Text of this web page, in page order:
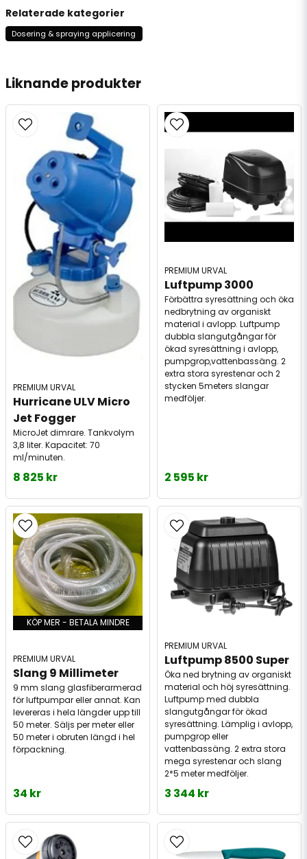
Liknande produkter
PREMIUM URVAL
Hurricane ULV Micro
Jet Fogger
MicroJet dimrare. Tankvolym
3,8 liter. Kapacitet: 70
ml/minuten.
8 825 kr
PREMIUM URVAL
Luftpump 3000
Förbättra syresättning och öka
nedbrytning av organiskt
material i avlopp. Luftpump
dubbla slangutgångar för
ökad syresättning i avlopp,
pumpgrop,vattenbassäng. 2
extra stora syrestenar och 2
stycken 5meters slangar
medföljer.
2 595 kr
KÖP MER - BETALA MINDRE
PREMIUM URVAL
Slang 9 Millimeter
9 mm slang glasfiberarmerad
för luftpumpar eller annat. Kan
levereras i hela längder upp till
50 meter. Säljs per meter eller
50 meter i obruten längd i hel
förpackning.
34 kr
PREMIUM URVAL
Luftpump 8500 Super
Öka ned brytning av organiskt
material och höj syresättning.
Luftpump med dubbla
slangutgångar för ökad
syresättning. Lämplig i avlopp,
pumpgrop eller
vattenbassäng. 2 extra stora
mega syrestenar och slang
2*5 meter medföljer.
3 344 kr
Relaterade kategorier
Dosering & spraying applicering